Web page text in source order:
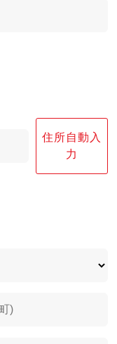
住所自動入
力